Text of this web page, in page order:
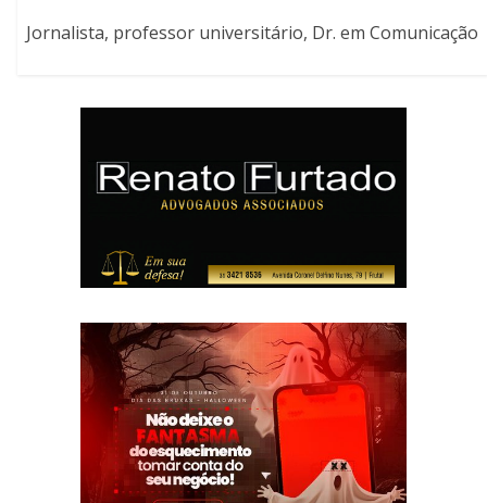
Jornalista, professor universitário, Dr. em Comunicação